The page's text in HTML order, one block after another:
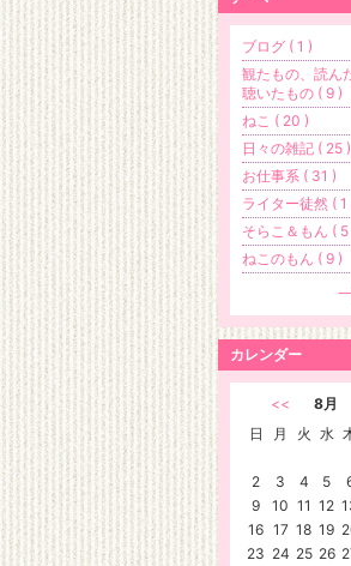
ブログ ( 1 )
観たもの、読ん
聴いたもの ( 9 )
ねこ ( 20 )
日々の雑記 ( 25 )
お仕事系 ( 31 )
ライター徒然 ( 1
そらこ＆もん ( 5
ねこのもん ( 9 )
カレンダー
<< 8月
日
月 火 水
2
3 4 5
9
10 11 12
16 17 18 19
23 24 25 26